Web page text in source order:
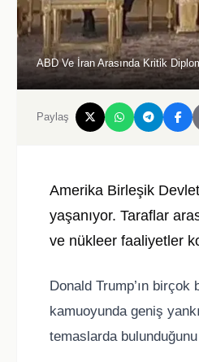
ABD Ve İran Arasında Kritik
Paylaş
Amerika Birleşik
yaşanıyor. Taraflar
ve nükleer faaliyetler
Donald Trump’ın birçok
kamuoyunda geniş
temaslarda